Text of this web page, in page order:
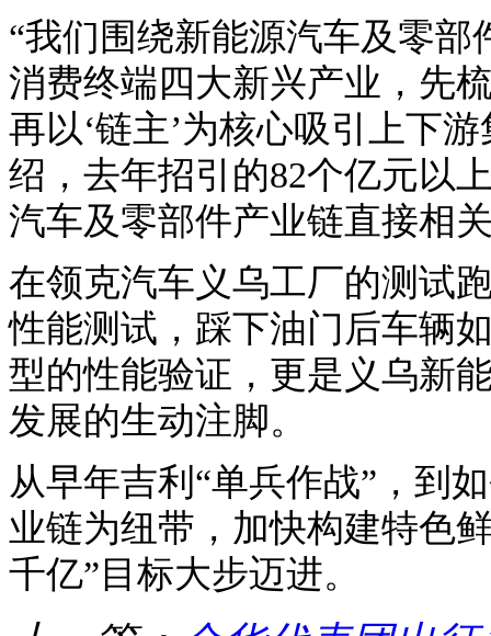
“我们围绕新能源汽车及零
消费终端四大新兴产业，先
再以‘链主’为核心吸引上下
绍，去年招引的82个亿元以
汽车及零部件产业链直接相
在领克汽车义乌工厂的测试
性能测试，踩下油门后车辆
型的性能验证，更是义乌新
发展的生动注脚。
从早年吉利“单兵作战”，到
业链为纽带，加快构建特色
千亿”目标大步迈进。